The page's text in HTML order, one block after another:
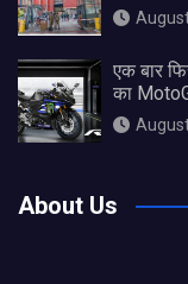
एक बार
का
About Us